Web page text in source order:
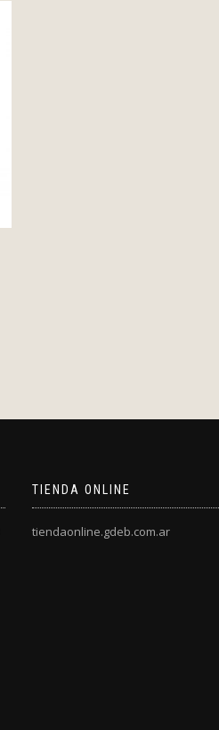
TIENDA ONLINE
tiendaonline.gdeb.com.ar